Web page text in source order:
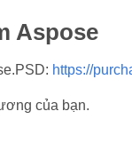
Aspose
https://
của bạn.